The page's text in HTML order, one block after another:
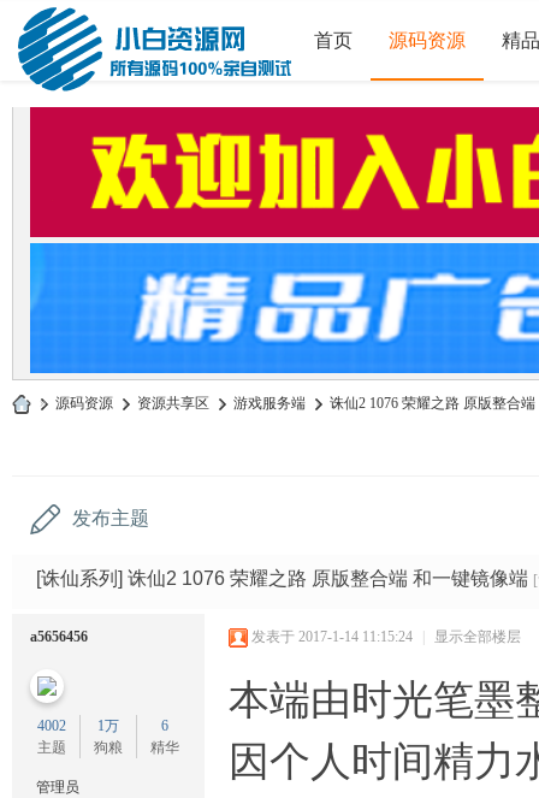
首页 源码资源 精
» 源码资源 › 资源共享区 › 游戏服务端 › 诛仙2 1076 荣耀之路 原版整合
发布主题
[诛仙系列] 诛仙2 1076 荣耀之路 原版整合端 和一键镜像端
a5656456
4002
主题
1万
狗粮
6
精华
管理员
发表于 2017-1-14 11:15:24 | 显示全部楼层
本端由时光笔墨
因个人时间精力